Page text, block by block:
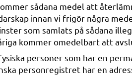
sådana medel att
innan vi frigör några
som samlats på sådana
kommer omedelbart att
personer som har en
personregistret har en